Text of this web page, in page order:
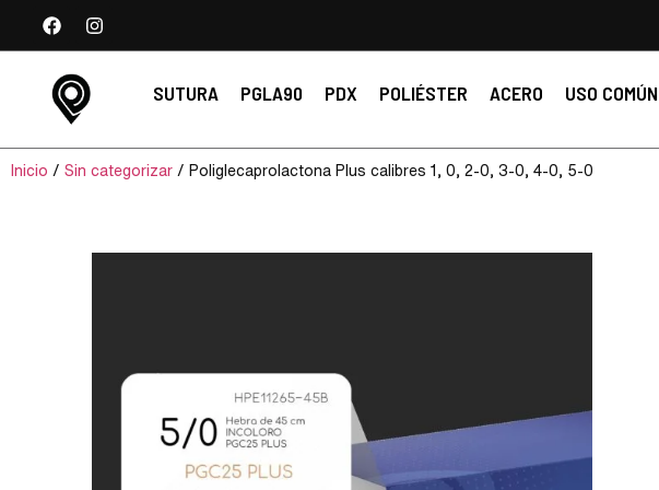
SUTURA PGLA90 PDX POLIÉSTER ACERO USO COMÚN
Inicio / Sin categorizar / Poliglecaprolactona Plus calibres 1, 0, 2-0, 3-0, 4-0, 5-0